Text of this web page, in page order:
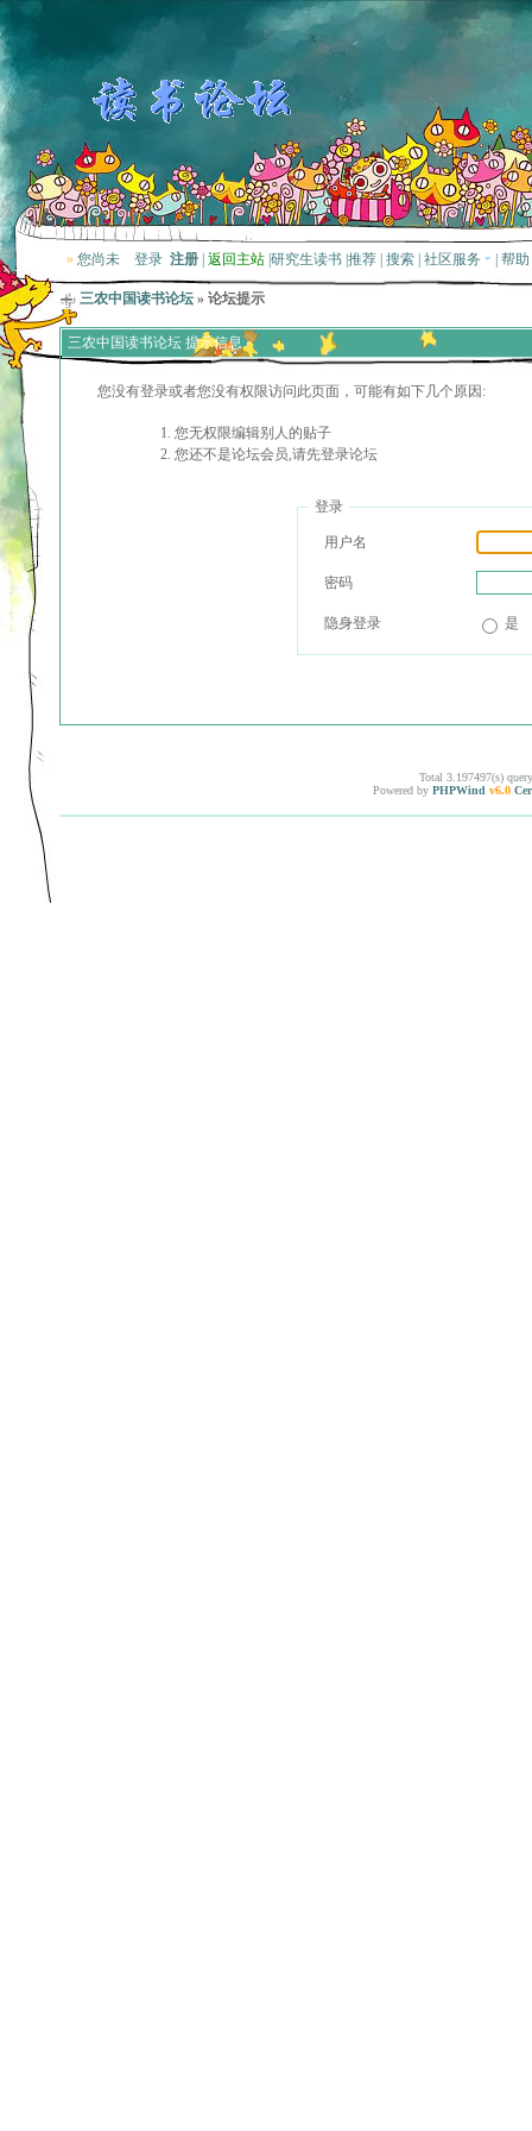
» 您尚未 登录 注册 返回主站 研究生读书 推荐 搜索 社区服务 帮助
三农中国读书论坛 » 论坛提示
三农中国读书论坛 提示信息
您没有登录或者您没有权限访问此页面，可能有如下几个原因:
您无权限编辑别人的贴子
您还不是论坛会员,请先登录论坛
登录
用户名
密码
隐身登录 是
Total 3.197497(s)
Powered by PHPWind v6.0